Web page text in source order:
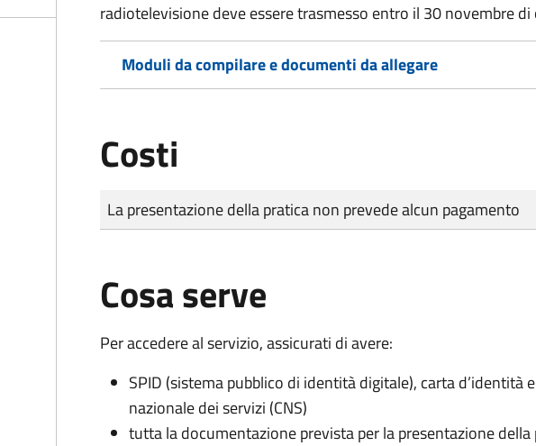
radiotelevisione deve essere trasmesso entro il 30 novembre di
Moduli da compilare e documenti da allegare
Costi
Tipo di pagamento
Importo
La presentazione della pratica non prevede alcun pagamento
Cosa serve
Per accedere al servizio, assicurati di avere:
SPID (sistema pubblico di identità digitale), carta d’identità
nazionale dei servizi (CNS)
tutta la documentazione prevista per la presentazione della